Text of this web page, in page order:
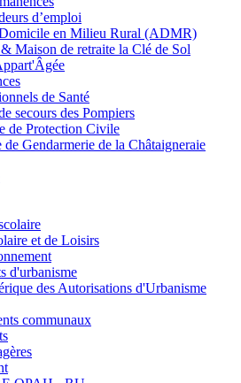
d’emploi
en Milieu Rural (ADMR)
Maison de retraite la Clé de Sol
de Santé
secours des Pompiers
de Protection Civile
de Gendarmerie de la Châtaigneraie
et de Loisirs
d'urbanisme
des Autorisations d'Urbanisme
communaux